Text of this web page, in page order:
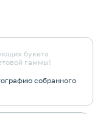
букета
гаммы!
собранного